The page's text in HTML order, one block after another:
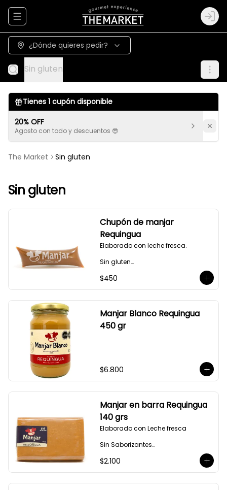
Abrir menu de navegación Login
¿Dónde quieres pedir?
Sin gluten
Tienes 1 cupón disponible
20% OFF
Agosto con todo y descuentos 😎
The Market Sin gluten
Sin gluten
Chupón de manjar
Requingua
Elaborado con leche fresca.
Sin gluten
Sin Saborizantes
Bajo en Sodio
$450
Manjar Blanco Requingua
450 gr
$6.800
Manjar en barra Requingua
140 grs
Elaborado con Leche fresca
Sin Saborizantes
Bajo en Colesterol
$2.100